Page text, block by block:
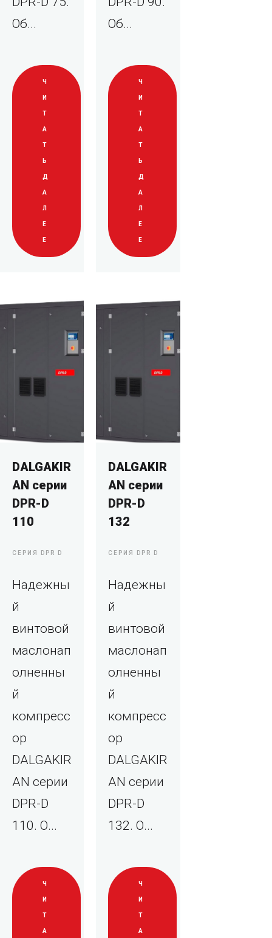
Об...
Ч
И
Т
А
Т
Ь
Д
А
Л
Е
Е
Об...
Ч
И
Т
А
Т
Ь
Д
А
Л
Е
Е
DALGAKIR
AN серии
DPR-D
110
СЕРИЯ DPR D
Надежны
й
винтовой
маслонап
олненны
й
компресс
ор
DALGAKIR
AN серии
DPR-D
110. О...
Ч
И
Т
А
DALGAKIR
AN серии
DPR-D
132
СЕРИЯ DPR D
Надежны
й
винтовой
маслонап
олненны
й
компресс
ор
DALGAKIR
AN серии
DPR-D
132. О...
Ч
И
Т
А